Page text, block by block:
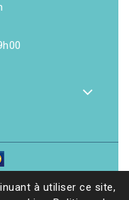
à utiliser ce site,
par Ethicweb